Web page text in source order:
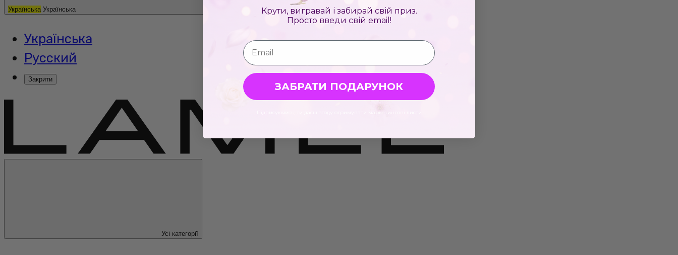
Українська Українська
Українська
Русский
Закрити
Усі категорії
Крути, вигравай і забирай свій приз.
Просто введи свій email!
Email
ЗАБРАТИ ПОДАРУНОК
Підписуючись, ти даєш згоду отримувати маркетингові листи